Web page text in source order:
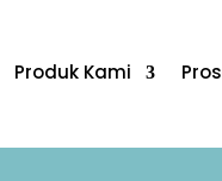
Produk Kami